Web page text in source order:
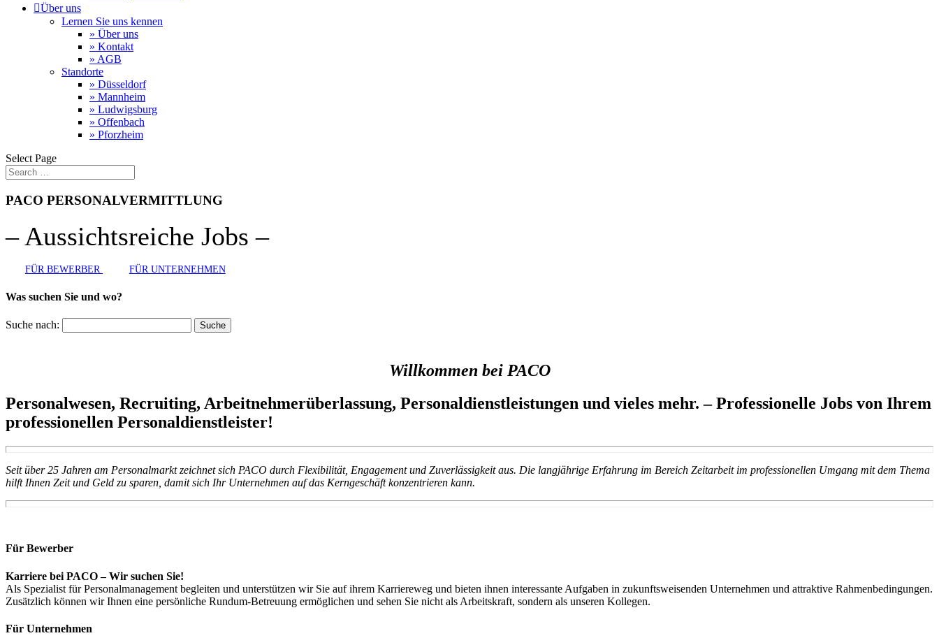
Über uns
Lernen Sie uns kennen
» Über uns
» Kontakt
» AGB
Standorte
» Düsseldorf
» Mannheim
» Ludwigsburg
» Offenbach
» Pforzheim
Select Page
PACO PERSONALVERMITTLUNG
– Aussichtsreiche Jobs –
FÜR BEWERBER FÜR UNTERNEHMEN
Was suchen Sie und wo?
Suche nach:
Willkommen bei PACO
Personalwesen, Recruiting, Arbeitnehmerüberlassung, Personaldienstleistungen und vieles mehr. – Professionelle Jobs von Ihrem
professionellen Personaldienstleister!
Seit über 25 Jahren am Personalmarkt zeichnet sich PACO durch Flexibilität, Engagement und Zuverlässigkeit aus. Die langjährige Erfahrung im Bereich Zeitarbeit im professionellen Umgang mit dem Thema
hilft Ihnen Zeit und Geld zu sparen, damit sich Ihr Unternehmen auf das Kerngeschäft konzentrieren kann.
Für Bewerber
Karriere bei PACO – Wir suchen Sie!
Als Spezialist für Personalmanagement begleiten und unterstützen wir Sie auf ihrem Karriereweg und bieten ihnen interessante Aufgaben in zukunftsweisenden Unternehmen und attraktive Rahmenbedingungen.
Zusätzlich können wir Ihnen eine persönliche Rundum-Betreuung ermöglichen und sehen Sie nicht als Arbeitskraft, sondern als unseren Kollegen.
Für Unternehmen